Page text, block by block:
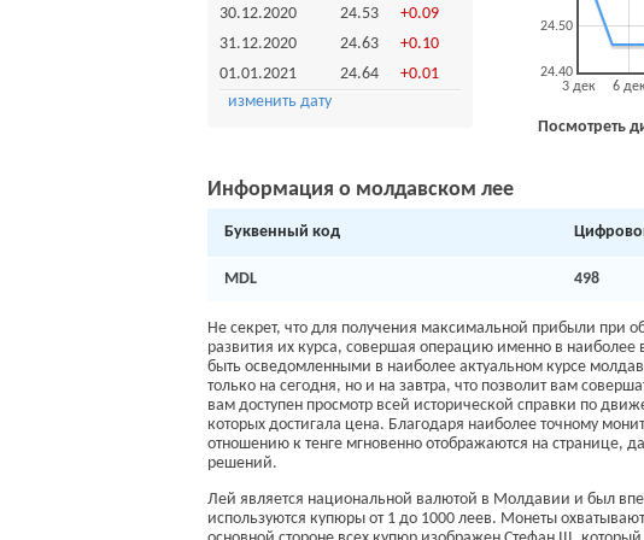
30.12.2020
24.53
+0.09
31.12.2020
24.63
+0.10
01.01.2021
24.64
+0.01
изменить дату
3 дек 6
24.40
24.50
Посмотреть
Информация о молдавском лее
Буквенный код
MDL 498
Не секрет, что для получения максимальной прибыли при
развития их курса, совершая операцию именно в
быть осведомленными в наиболее актуальном курсе
только на сегодня, но и на завтра, что позволит вам
вам доступен просмотр всей исторической справки по
которых достигала цена. Благодаря наиболее точному
отношению к тенге мгновенно отображаются на странице,
решений.
Лей является национальной валютой в Молдавии и был
используются купюры от 1 до 1000 леев. Монеты